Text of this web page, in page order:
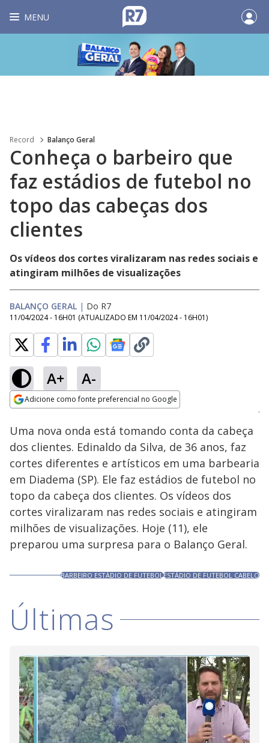
MENU
Record Balanço Geral
Conheça o barbeiro que
faz estádios de futebol no
topo das cabeças dos
clientes
Os vídeos dos cortes viralizaram nas redes sociais e
atingiram milhões de visualizações
BALANÇO GERAL | Do R7
11/04/2024 - 16H01 (ATUALIZADO EM 11/04/2024 - 16H01)
A+ A-
Adicione como fonte preferencial no Google
Ativar
Loaded
20.25%
Uma nova onda está tomando conta da cabeça
dos clientes. Edinaldo da Silva, de 36 anos, faz
cortes diferentes e artísticos em uma barbearia
em Diadema (SP). Ele faz estádios de futebol no
topo da cabeça dos clientes. Os vídeos dos
cortes viralizaram nas redes sociais e atingiram
milhões de visualizações. Hoje (11), ele
preparou uma surpresa para o Balanço Geral.
BARBEIRO ESTÁDIO DE FUTEBOLESTÁDIO DE FUTEBOL CABELO
Últimas